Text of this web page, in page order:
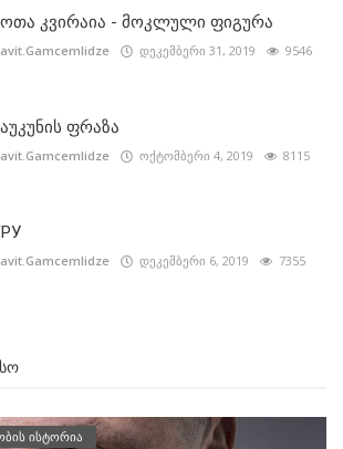
კვირაია - მოკლული ფიგურა
დეკემბერი 31, 2019 9546
ფრაზა
ოქტომბერი 4, 2019 8115
დეკემბერი 6, 2019 7355
ისტორია